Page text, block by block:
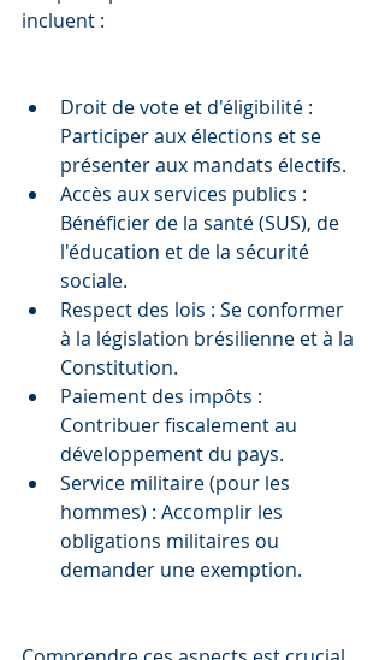
incluent :
Droit de vote et d'éligibilité :
Participer aux élections et se
présenter aux mandats électifs.
Accès aux services publics :
Bénéficier de la santé (SUS), de
l'éducation et de la sécurité
sociale.
Respect des lois : Se conformer
à la législation brésilienne et à la
Constitution.
Paiement des impôts :
Contribuer fiscalement au
développement du pays.
Service militaire (pour les
hommes) : Accomplir les
obligations militaires ou
demander une exemption.